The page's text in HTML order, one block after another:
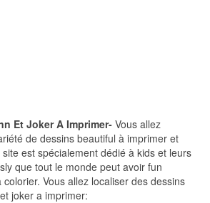
Et Joker A Imprimer- Vous allez
de dessins beautiful à imprimer et
est spécialement dédié à kids et leurs
que tout le monde peut avoir fun
Vous allez localiser des dessins
joker a imprimer: